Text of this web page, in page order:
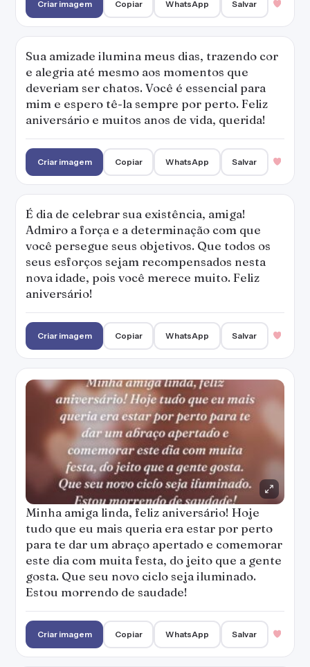
Criar imagem Copiar WhatsApp Salvar
Sua amizade ilumina meus dias, trazendo cor
e alegria até mesmo aos momentos que
deveriam ser chatos. Você é essencial para
mim e espero tê-la sempre por perto. Feliz
aniversário e muitos anos de vida, querida!
Criar imagem Copiar WhatsApp Salvar
É dia de celebrar sua existência, amiga!
Admiro a força e a determinação com que
você persegue seus objetivos. Que todos os
seus esforços sejam recompensados nesta
nova idade, pois você merece muito. Feliz
aniversário!
Criar imagem Copiar WhatsApp Salvar
Minha amiga linda, feliz aniversário! Hoje
tudo que eu mais queria era estar por perto
para te dar um abraço apertado e comemorar
este dia com muita festa, do jeito que a gente
gosta. Que seu novo ciclo seja iluminado.
Estou morrendo de saudade!
Criar imagem Copiar WhatsApp Salvar